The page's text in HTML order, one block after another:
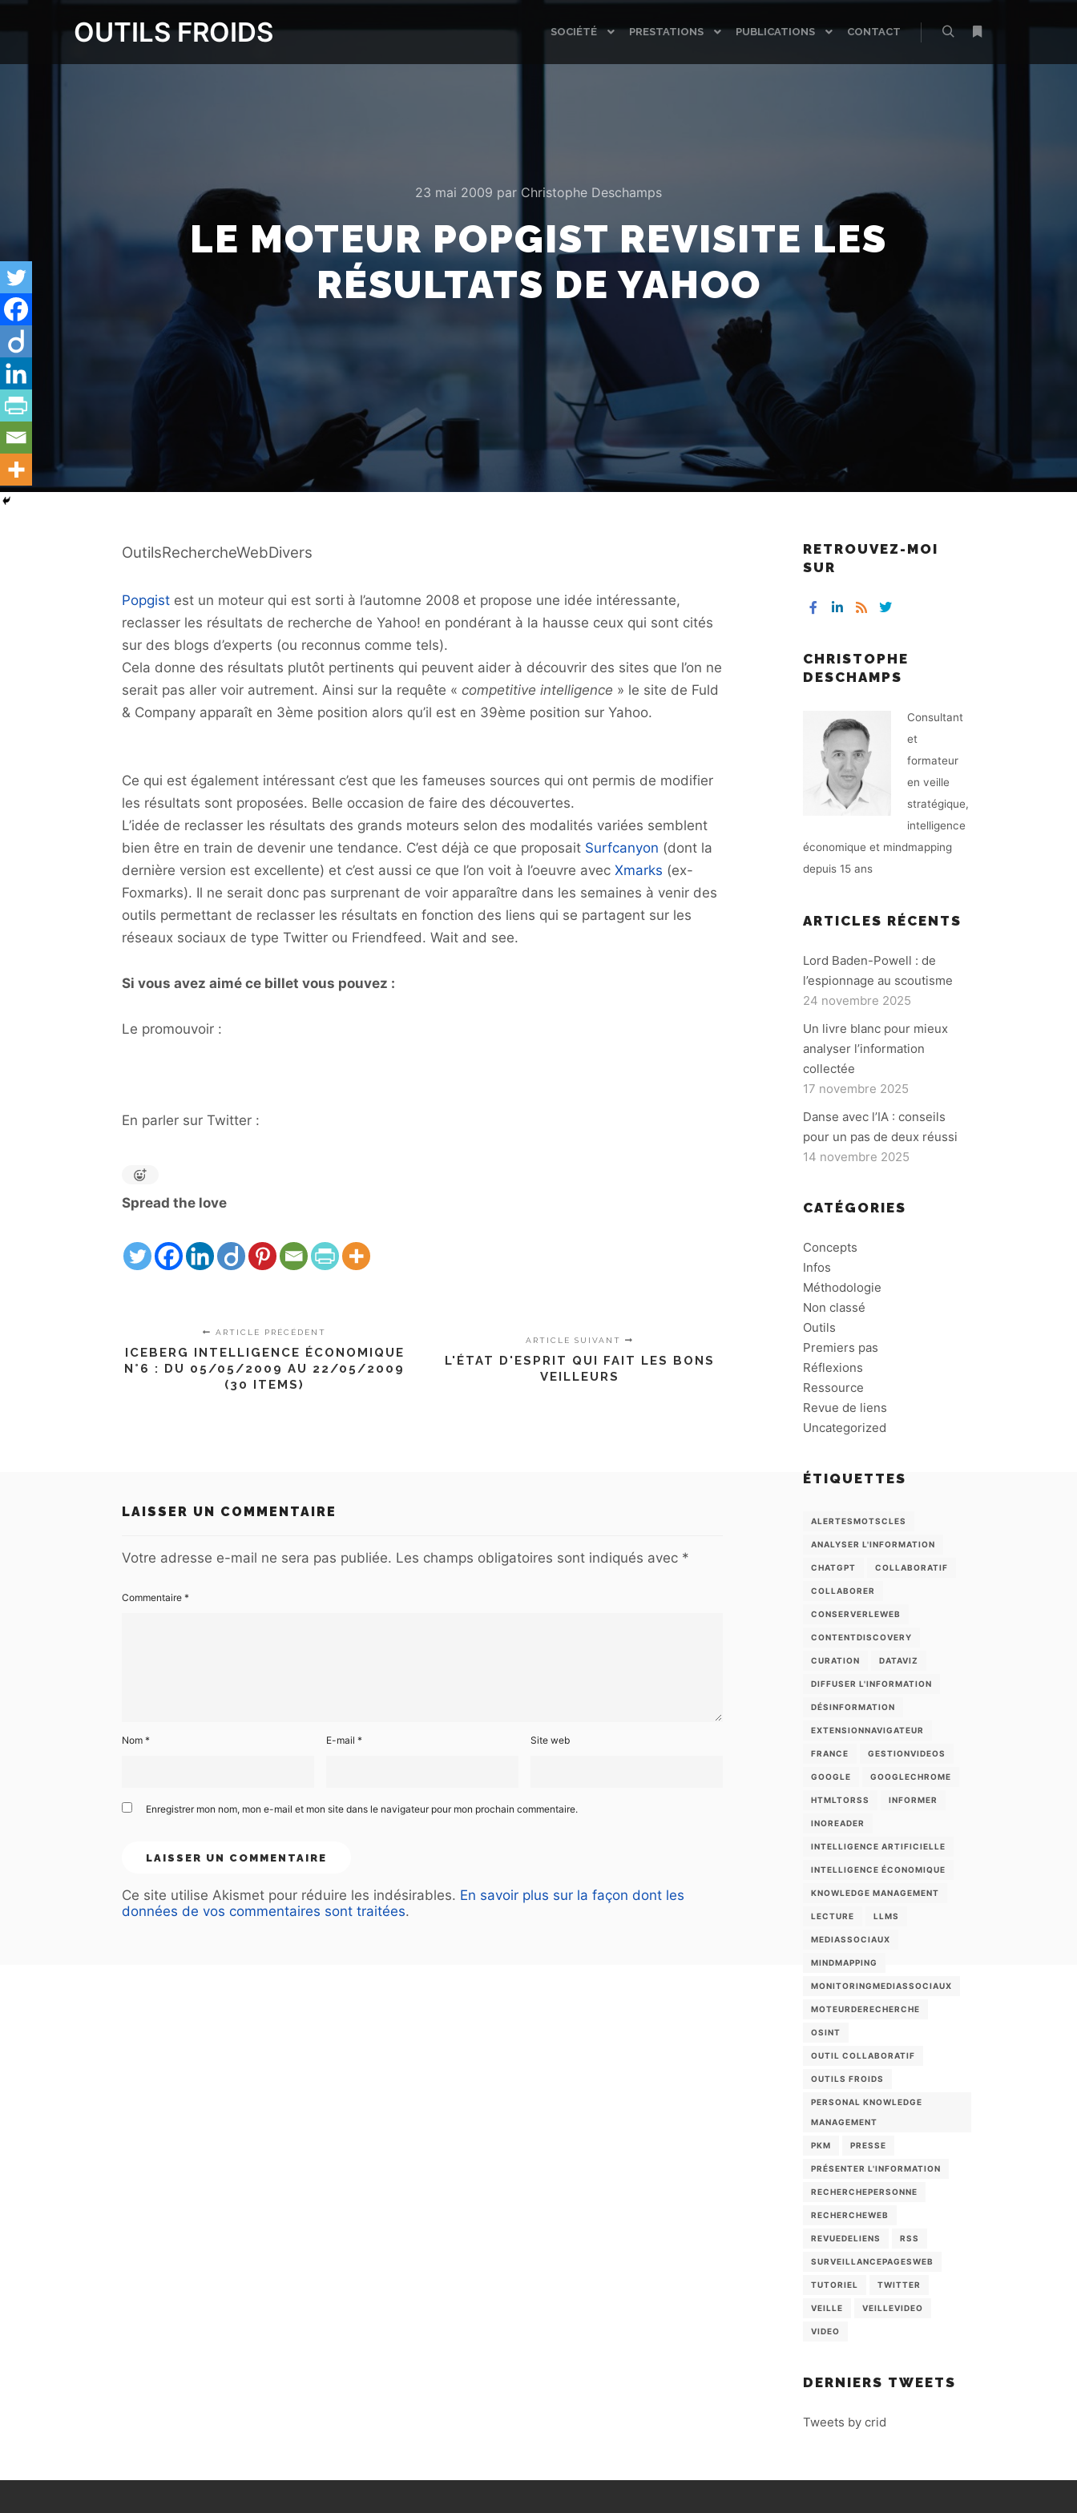
OUTILS FROIDS SOCIÉTÉ PRESTATIONS PUBLICATIONS
CONTACT
23 mai 2009 par Christophe Deschamps
LE MOTEUR POPGIST REVISITE LES
RÉSULTATS DE YAHOO
OutilsRechercheWebDivers
Popgist est un moteur qui est sorti à l’automne 2008 et propose une idée intéressante,
reclasser les résultats de recherche de Yahoo! en pondérant à la hausse ceux qui sont cités
sur des blogs d’experts (ou reconnus comme tels).
Cela donne des résultats plutôt pertinents qui peuvent aider à découvrir des sites que l’on ne
serait pas aller voir autrement. Ainsi sur la requête « competitive intelligence » le site de Fuld
& Company apparaît en 3ème position alors qu’il est en 39ème position sur Yahoo.
Ce qui est également intéressant c’est que les fameuses sources qui ont permis de modifier
les résultats sont proposées. Belle occasion de faire des découvertes.
L’idée de reclasser les résultats des grands moteurs selon des modalités variées semblent
bien être en train de devenir une tendance. C’est déjà ce que proposait Surfcanyon (dont la
dernière version est excellente) et c’est aussi ce que l’on voit à l’oeuvre avec Xmarks (ex-
Foxmarks). Il ne serait donc pas surprenant de voir apparaître dans les semaines à venir des
outils permettant de reclasser les résultats en fonction des liens qui se partagent sur les
réseaux sociaux de type Twitter ou Friendfeed. Wait and see.
Si vous avez aimé ce billet vous pouvez :
Le promouvoir :
En parler sur Twitter :
Spread the love
ARTICLE PRÉCÉDENT
ICEBERG INTELLIGENCE ÉCONOMIQUE
N°6 : DU 05/05/2009 AU 22/05/2009
(30 ITEMS)
ARTICLE SUIVANT
L'ÉTAT D'ESPRIT QUI FAIT LES BONS
VEILLEURS
LAISSER UN COMMENTAIRE
Votre adresse e-mail ne sera pas publiée. Les champs obligatoires sont indiqués avec *
Commentaire *
Nom * E-mail * Site web
Enregistrer mon nom, mon e-mail et mon site dans le navigateur pour mon prochain commentaire.
Ce site utilise Akismet pour réduire les indésirables. En savoir plus sur la façon dont les
données de vos commentaires sont traitées.
RETROUVEZ-MOI
SUR
CHRISTOPHE
DESCHAMPS
Consultant
et
formateur
en veille
stratégique,
intelligence
économique et mindmapping
depuis 15 ans
ARTICLES RÉCENTS
Lord Baden-Powell : de
l’espionnage au scoutisme
24 novembre 2025
Un livre blanc pour mieux
analyser l’information
collectée
17 novembre 2025
Danse avec l’IA : conseils
pour un pas de deux réussi
14 novembre 2025
CATÉGORIES
Concepts
Infos
Méthodologie
Non classé
Outils
Premiers pas
Réflexions
Ressource
Revue de liens
Uncategorized
ÉTIQUETTES
ALERTESMOTSCLES
ANALYSER L'INFORMATION
CHATGPT COLLABORATIF
COLLABORER
CONSERVERLEWEB
CONTENTDISCOVERY
CURATION DATAVIZ
DIFFUSER L'INFORMATION
DÉSINFORMATION
EXTENSIONNAVIGATEUR
FRANCE GESTIONVIDEOS
GOOGLE GOOGLECHROME
HTMLTORSS INFORMER
INOREADER
INTELLIGENCE ARTIFICIELLE
INTELLIGENCE ÉCONOMIQUE
KNOWLEDGE MANAGEMENT
LECTURE LLMS
MEDIASSOCIAUX
MINDMAPPING
MONITORINGMEDIASSOCIAUX
MOTEURDERECHERCHE
OSINT
OUTIL COLLABORATIF
OUTILS FROIDS
PERSONAL KNOWLEDGE
MANAGEMENT
PKM PRESSE
PRÉSENTER L'INFORMATION
RECHERCHEPERSONNE
RECHERCHEWEB
REVUEDELIENS RSS
SURVEILLANCEPAGESWEB
TUTORIEL TWITTER
VEILLE VEILLEVIDEO
VIDEO
DERNIERS TWEETS
Tweets by crid